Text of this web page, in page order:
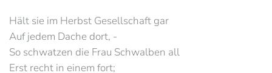
Hält sie im Herbst Gesellschaft gar
Auf jedem Dache dort, -
So schwatzen die Frau Schwalben all
Erst recht in einem fort;